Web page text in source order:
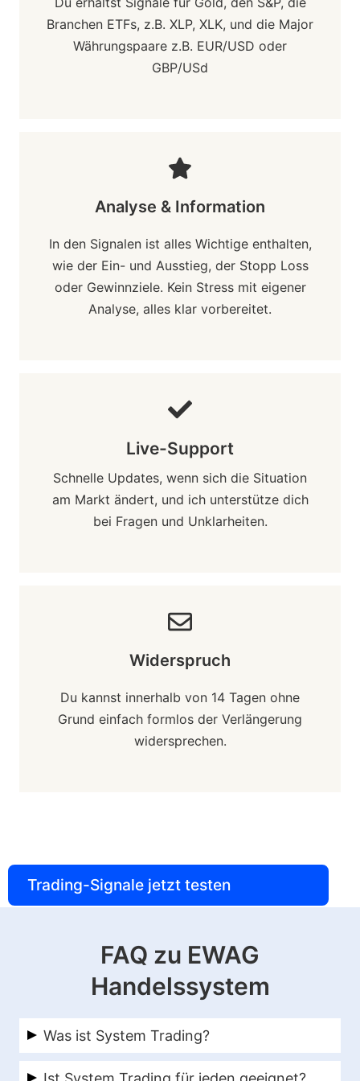
Branchen ETFs, z.B. XLP, XLK, und die Major
Währungspaare z.B. EUR/USD oder
GBP/USd
Analyse & Information
In den Signalen ist alles Wichtige enthalten,
wie der Ein- und Ausstieg, der Stopp Loss
oder Gewinnziele. Kein Stress mit eigener
Analyse, alles klar vorbereitet.
Live-Support
Schnelle Updates, wenn sich die Situation
am Markt ändert, und ich unterstütze dich
bei Fragen und Unklarheiten.
Widerspruch
Du kannst innerhalb von 14 Tagen ohne
Grund einfach formlos der Verlängerung
widersprechen.
Trading-Signale jetzt testen
FAQ zu EWAG
Handelssystem
Was ist System Trading?
System Trading nutzt einen methodischen